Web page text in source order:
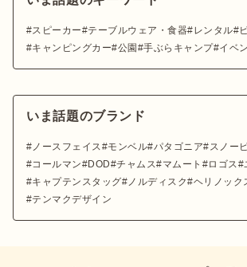
スピーカー テーブルウェア・食器 レンタル
キャンピングカー 公園 手ぶらキャンプ イベ
いま話題のブランド
ノースフェイス モンベル パタゴニア スノー
コールマン
DOD チャムス マムート ロゴス
キャプテンスタッグ
ノルディスク ヘリノック
テンマクデザイン